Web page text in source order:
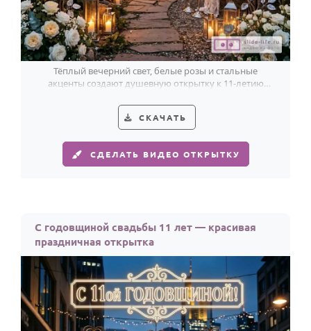
Тёплый вечерний свет, белые розы и стальные
акценты создают душевную открытку к 11-летию
СКАЧАТЬ
СДЕЛАТЬ ВИДЕО ОТКРЫТКУ
С годовщиной свадьбы 11 лет — красивая
праздничная открытка